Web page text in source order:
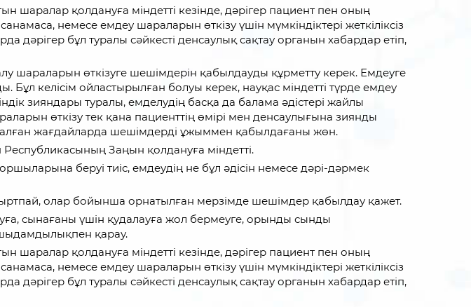
қолдануға міндетті кезінде, дәрігер пациент пен оның
немесе емдеу шараларын өткізу үшін мүмкіндіктері жеткіліксіз
дәрігер бұл туралы сәйкесті денсаулық сақтау органын хабардар етіп,
шараларын өткізуге шешімдерін қабылдауды құрметту керек. Емдеуге
Бұл келісім ойластырылған болуы керек, науқас міндетті түрде емдеу
зияндары туралы, емделудің басқа да балама әдістері жайлы
өткізу тек қана пациенттің өмірі мен денсаулығына зиянды
жағдайларда шешімдерді ұжыммен қабылдағаны жөн.
Заңын қолдануға міндетті.
беруі тиіс, емдеудің не бұл әдісін немесе дәрі-дәрмек
олар бойынша орнатылған мерзімде шешімдер қабылдау қажет.
сынағаны үшін қудалауға жол бермеуге, орынды сынды
шыдамдылықпен қарау.
қолдануға міндетті кезінде, дәрігер пациент пен оның
немесе емдеу шараларын өткізу үшін мүмкіндіктері жеткіліксіз
дәрігер бұл туралы сәйкесті денсаулық сақтау органын хабардар етіп,